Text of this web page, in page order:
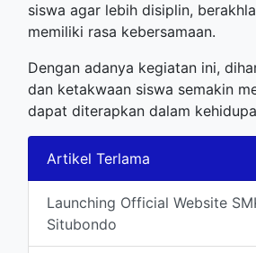
siswa agar lebih disiplin,
memiliki rasa kebersamaan.
Dengan adanya kegiatan ini,
dan ketakwaan siswa semakin
dapat diterapkan dalam
Artikel Terlama
Launching Official Website
Situbondo